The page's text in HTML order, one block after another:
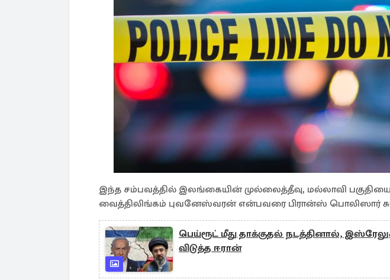
இந்த சம்பவத்தில் இலங்கையின் முல்லைத்தீவு, மல்லாவி
வைத்திலிங்கம் புவனேஸ்வரன் என்பவரை பிரான்ஸ் பொலிஸார்
பெய்ரூட் மீது தாக்குதல் நடத்தினால்,
விடுத்த ஈரான்